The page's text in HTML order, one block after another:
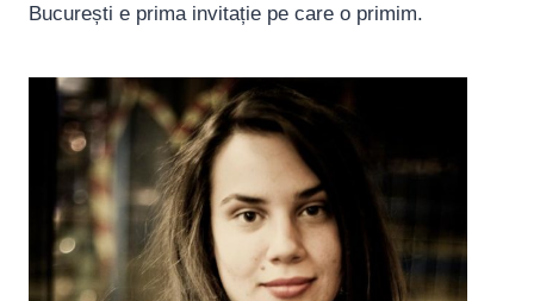
București e prima invitație pe care o primim.